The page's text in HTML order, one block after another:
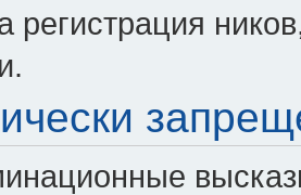
регистрация